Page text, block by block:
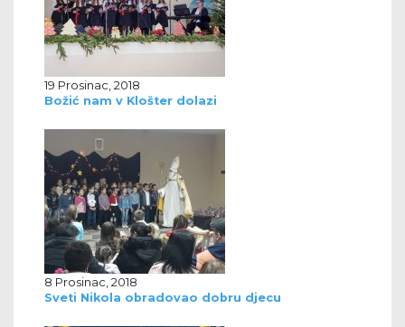
19 Prosinac, 2018
Božić nam v Klošter dolazi
8 Prosinac, 2018
Sveti Nikola obradovao dobru djecu